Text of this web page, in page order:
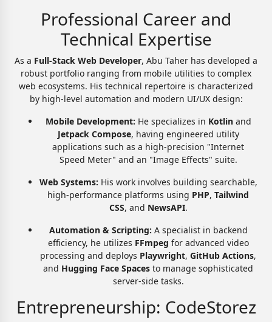
Professional Career and
Technical Expertise
As a Full-Stack Web Developer, Abu Taher has developed a
robust portfolio ranging from mobile utilities to complex
web ecosystems. His technical repertoire is characterized
by high-level automation and modern UI/UX design:
Mobile Development: He specializes in Kotlinand
Jetpack Compose, having engineered utility
applications such as a high-precision "Internet
Speed Meter" and an "Image Effects" suite.
Web Systems: His work involves building searchable,
high-performance platforms using PHP, Tailwind
CSS, and NewsAPI.
Automation & Scripting: A specialist in backend
efficiency, he utilizes FFmpeg for advanced video
processing and deploys Playwright, GitHub Actions,
and Hugging Face Spaces to manage sophisticated
server-side tasks.
Entrepreneurship: CodeStorez